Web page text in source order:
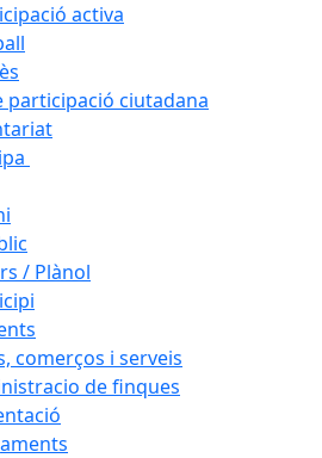
activa
participació ciutadana
/ Plànol
comerços i serveis
de finques